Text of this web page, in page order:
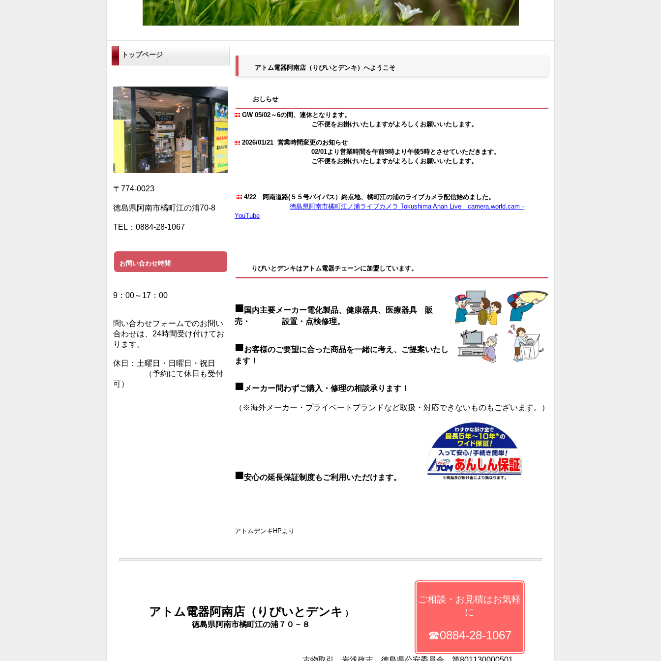
トップページ
〒774-0023
徳島県阿南市橘町江の浦70-8
TEL：0884-28-1067
お問い合わせ時間
9：00～17：00
問い合わせフォームでのお問い
合わせは、24時間受け付けてお
ります。
休日：土曜日・日曜日・祝日
（予約にて休日も受付
可）
アトム電器阿南店（りぴいとデンキ）へようこそ
おしらせ
GW 05/02～6の間、連休となります。
ご不便をお掛けいたしますがよろしくお願いいたします。
2026/01/21 営業時間変更のお知らせ
02/01より営業時間を午前9時より午後5時とさせていただきます。
ご不便をお掛けいたしますがよろしくお願いいたします。
4/22 阿南道路(５５号バイパス）終点地、橘町江の浦のライブカメラ配信始めました。
徳島県阿南市橘町江ノ浦ライブカメラ Tokushima Anan Live camera.world.cam -
YouTube
りぴいとデンキはアトム電器チェーンに加盟しています。
■ 国内主要メーカー電化製品、健康器具、医療器具 販
売・ 設置・点検修理。
■お客様のご要望に合った商品を一緒に考え、ご提案いたし
ます！
■ メーカー問わずご購入・修理の相談承ります！
（※海外メーカー・プライベートブランドなど取扱・対応できないものもございます。）
■安⼼の延⻑保証制度もご利⽤いただけます。
アトムデンキHPより
アトム電器阿南店（りぴいとデンキ ）
徳島県阿南市橘町江の浦７０－８
ご相談・お見積はお気軽
に
☎0884-28-1067